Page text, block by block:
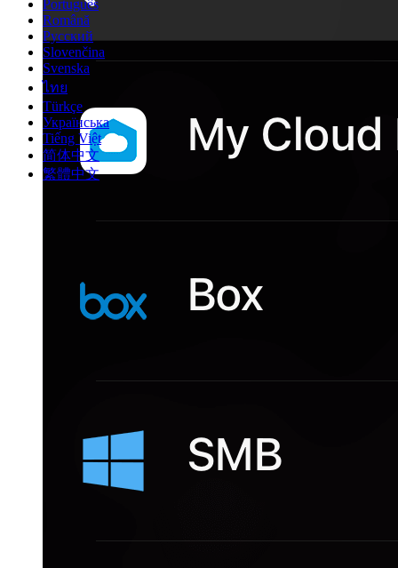
Português
Română
Русский
Slovenčina
Svenska
ไทย
Türkçe
Українська
Tiếng Việt
简体中文
繁體中文